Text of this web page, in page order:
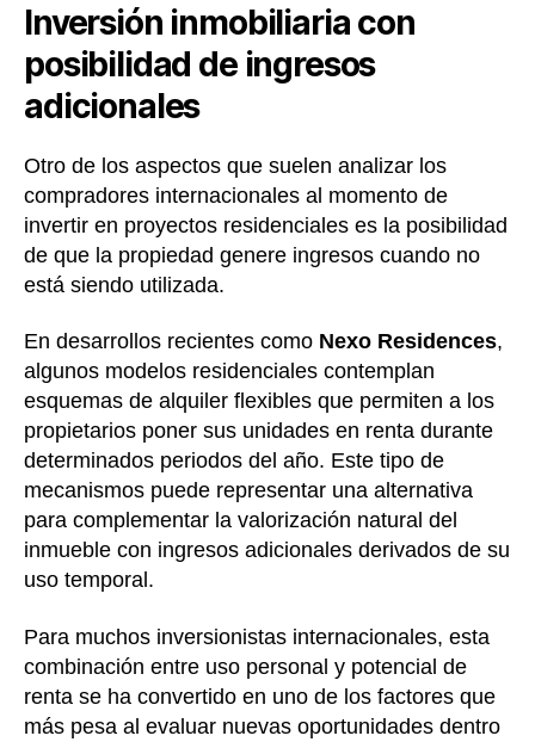
Inversión inmobiliaria con
posibilidad de ingresos
adicionales
Otro de los aspectos que suelen analizar los
compradores internacionales al momento de
invertir en proyectos residenciales es la posibilidad
de que la propiedad genere ingresos cuando no
está siendo utilizada.
En desarrollos recientes como Nexo Residences,
algunos modelos residenciales contemplan
esquemas de alquiler flexibles que permiten a los
propietarios poner sus unidades en renta durante
determinados periodos del año. Este tipo de
mecanismos puede representar una alternativa
para complementar la valorización natural del
inmueble con ingresos adicionales derivados de su
uso temporal.
Para muchos inversionistas internacionales, esta
combinación entre uso personal y potencial de
renta se ha convertido en uno de los factores que
más pesa al evaluar nuevas oportunidades dentro